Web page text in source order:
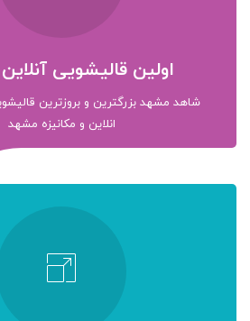
اولین قالیشویی
شاهد مشهد بزرگترین و بروزترین
انلاین و مکانیزه مشهد